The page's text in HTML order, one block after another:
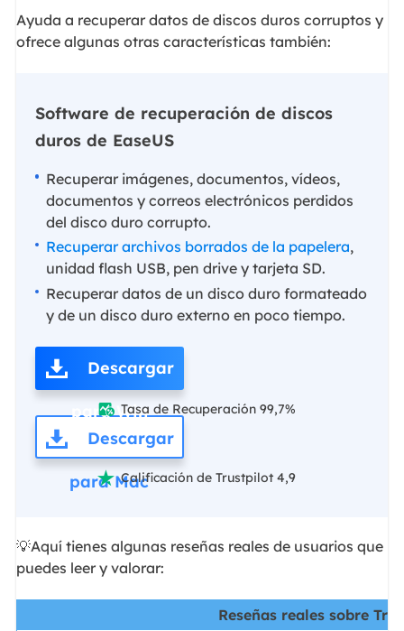
Ayuda a recuperar datos de discos duros corruptos y
ofrece algunas otras características también:
Software de recuperación de discos
duros de EaseUS
Recuperar imágenes, documentos, vídeos,
documentos y correos electrónicos perdidos
del disco duro corrupto.
Recuperar archivos borrados de la papelera,
unidad flash USB, pen drive y tarjeta SD.
Recuperar datos de un disco duro formateado
y de un disco duro externo en poco tiempo.
Descargar
para Win
 Tasa de Recuperación 99,7%
Descargar
para Mac
Calificación de Trustpilot 4,9
💡Aquí tienes algunas reseñas reales de usuarios que
puedes leer y valorar:
Reseñas reales sobre